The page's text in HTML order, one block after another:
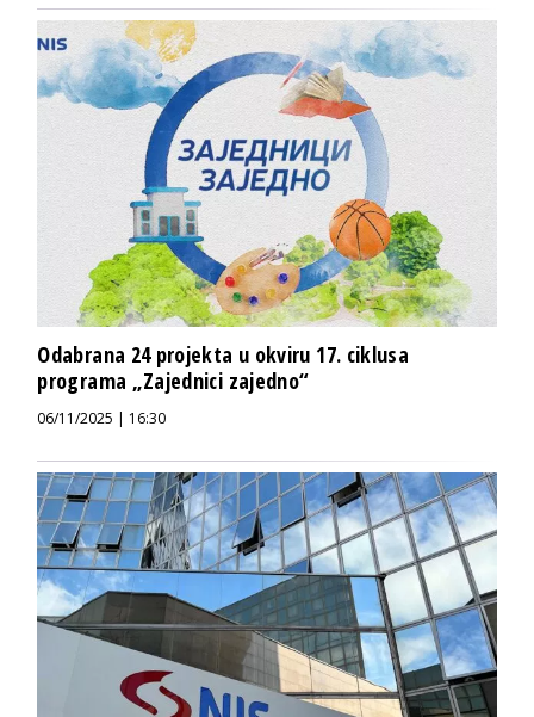
Odabrana 24 projekta u okviru 17. ciklusa
programa „Zajednici zajedno“
06/11/2025 | 16:30